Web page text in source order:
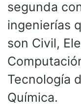
segunda
ingenierías
son Civil,
Tecnología
Química.